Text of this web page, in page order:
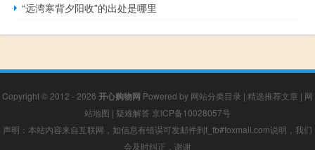
“远湾寒背夕阳收”的出处是哪里
Copyright © 2012 - 2026 开心购物网 Powered by 网站分类目录 | 精选推荐文章 | 网
站地图 | 疑难解答 京ICP备10028057号
声明：本站内容来自互联网，如信息有错误可发邮件到f_fb#foxmail.com说明，我们
会及时纠正，谢谢